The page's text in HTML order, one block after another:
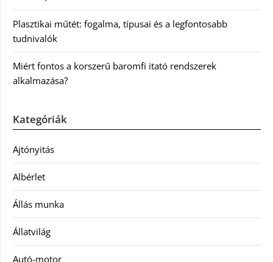
Plasztikai műtét: fogalma, típusai és a legfontosabb
tudnivalók
Miért fontos a korszerű baromfi itató rendszerek
alkalmazása?
Kategóriák
Ajtónyitás
Albérlet
Állás munka
Állatvilág
Autó-motor